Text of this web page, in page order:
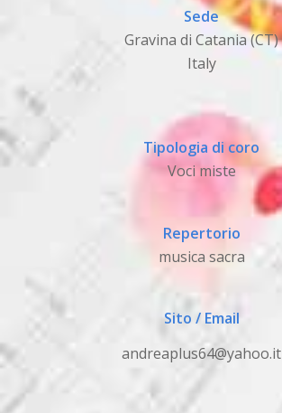
Sede
Gravina di Catania (CT)
Italy
Tipologia di coro
Voci miste
Repertorio
musica sacra
Sito / Email
andreaplus64@yahoo.it